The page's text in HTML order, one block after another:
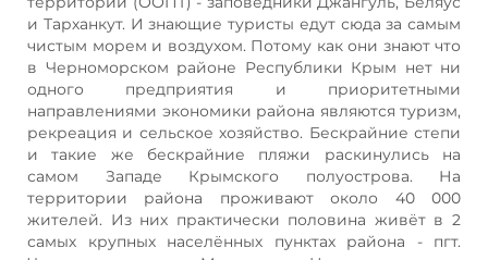
и Тарханкут. И знающие туристы едут сюда за самым
чистым морем и воздухом. Потому как они знают что
в Черноморском районе Республики Крым нет ни
одного предприятия и приоритетными
направлениями экономики района являются туризм,
рекреация и сельское хозяйство. Бескрайние степи
и такие же бескрайние пляжи раскинулись на
самом Западе Крымского полуострова. На
территории района проживают около 40 000
жителей. Из них практически половина живёт в 2
самых крупных населённых пунктах района - пгт.